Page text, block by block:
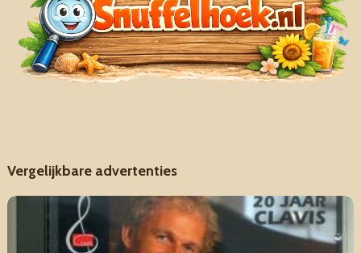
Vergelijkbare advertenties